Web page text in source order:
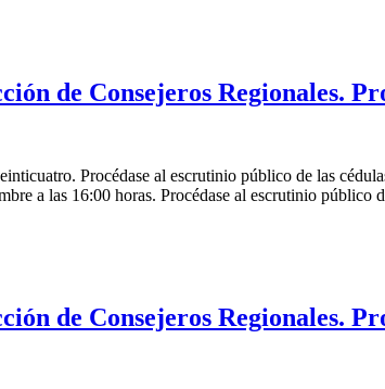
de Consejeros Regionales.
Procédase al escrutinio público de las
a las 16:00 horas. Procédase al escrutinio público
de Consejeros Regionales.